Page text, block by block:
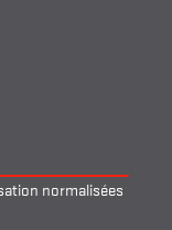
normalisées